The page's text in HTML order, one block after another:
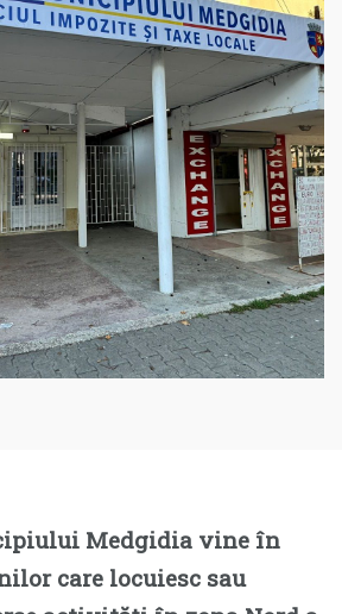
Medgidia vine în
care locuiesc sau